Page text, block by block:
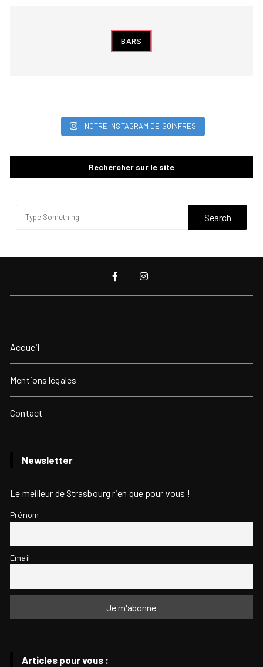
BARS
NOTRE INSTAGRAM DE GOINFRES
Rechercher sur le site
Accueil
Mentions légales
Contact
Newsletter
Le meilleur de Strasbourg rien que pour vous !
Prénom
Email
Articles pour vous :